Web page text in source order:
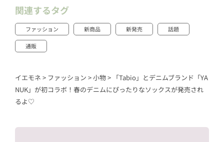
関連するタグ
ファッション 新商品 新発売 話題
通販
イエモネ > ファッション >小物> 「Tabio」とデニムブランド「YA
NUK」が初コラボ！春のデニムにぴったりなソックスが発売され
るよ♡